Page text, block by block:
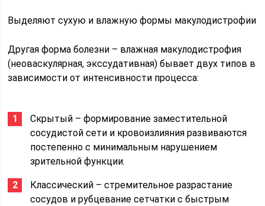
Выделяют сухую и влажную формы макулодистрофии
Другая форма болезни – влажная макулодистрофия
(неоваскулярная, экссудативная) бывает двух типов в
зависимости от интенсивности процесса:
Скрытый – формирование заместительной
сосудистой сети и кровоизлияния развиваются
постепенно с минимальным нарушением
зрительной функции.
Классический – стремительное разрастание
сосудов и рубцевание сетчатки с быстрым